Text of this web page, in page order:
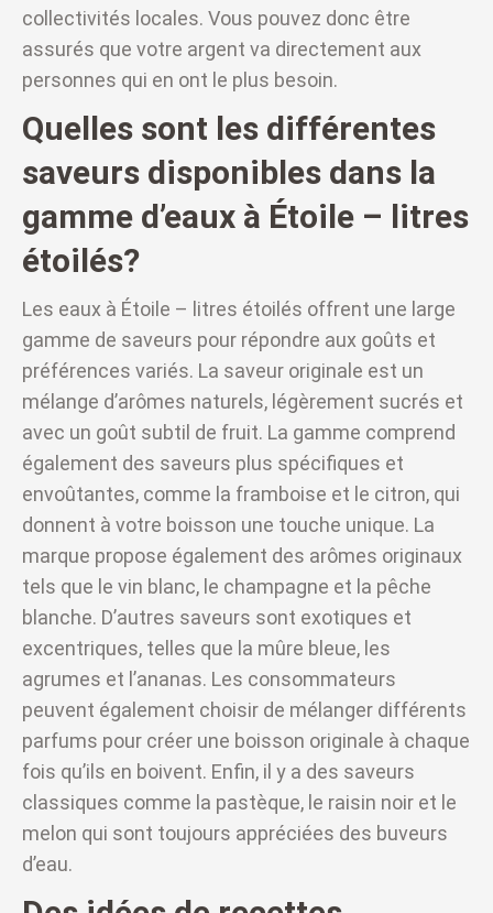
collectivités locales. Vous pouvez donc être
assurés que votre argent va directement aux
personnes qui en ont le plus besoin.
Quelles sont les différentes
saveurs disponibles dans la
gamme d’eaux à Étoile – litres
étoilés?
Les eaux à Étoile – litres étoilés offrent une large
gamme de saveurs pour répondre aux goûts et
préférences variés. La saveur originale est un
mélange d’arômes naturels, légèrement sucrés et
avec un goût subtil de fruit. La gamme comprend
également des saveurs plus spécifiques et
envoûtantes, comme la framboise et le citron, qui
donnent à votre boisson une touche unique. La
marque propose également des arômes originaux
tels que le vin blanc, le champagne et la pêche
blanche. D’autres saveurs sont exotiques et
excentriques, telles que la mûre bleue, les
agrumes et l’ananas. Les consommateurs
peuvent également choisir de mélanger différents
parfums pour créer une boisson originale à chaque
fois qu’ils en boivent. Enfin, il y a des saveurs
classiques comme la pastèque, le raisin noir et le
melon qui sont toujours appréciées des buveurs
d’eau.